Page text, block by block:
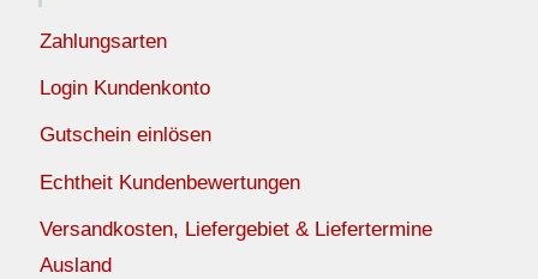
Zahlungsarten
Login Kundenkonto
Gutschein einlösen
Echtheit Kundenbewertungen
Versandkosten, Liefergebiet & Liefertermine
Ausland